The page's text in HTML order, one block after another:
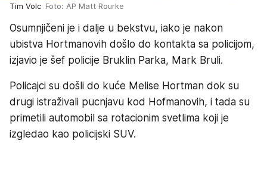
Tim Volc Foto: AP Matt Rourke
Osumnjičeni je i dalje u bekstvu, iako je nakon
ubistva Hortmanovih došlo do kontakta sa policijom,
izjavio je šef policije Bruklin Parka, Mark Bruli.
Policajci su došli do kuće Melise Hortman dok su
drugi istraživali pucnjavu kod Hofmanovih, i tada su
primetili automobil sa rotacionim svetlima koji je
izgledao kao policijski SUV.